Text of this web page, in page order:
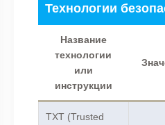
Технологии
Название
технологии
или
инструкции
TXT (Trusted